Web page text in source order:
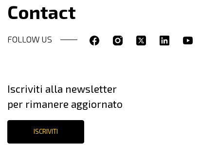
Contact
FOLLOW US
Iscriviti alla newsletter
per rimanere aggiornato
ISCRIVITI